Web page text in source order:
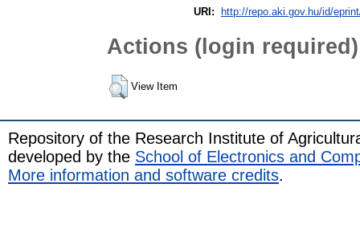
URI:
http://repo.aki.gov.hu/id/
Actions (login required)
View Item
Repository of the Research Institute of
developed by the School of Electronics and
More information and software credits.